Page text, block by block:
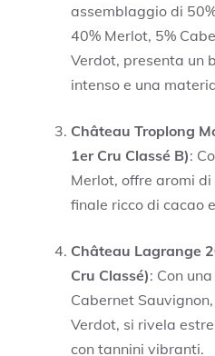
assemblaggio di
40% Merlot, 5%
Verdot, presenta un
intenso e una
Château Troplong
1er Cru Classé B):
Merlot, offre aromi
finale ricco di cacao
Château Lagrange
Cru Classé): Con
Cabernet
Verdot, si rivela
con tannini vibranti.